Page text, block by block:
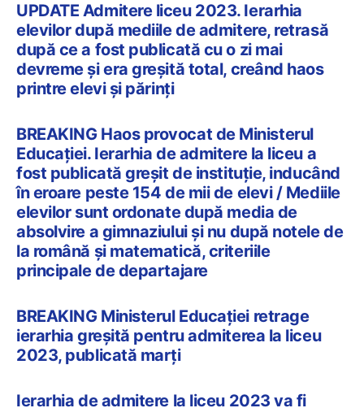
UPDATE Admitere liceu 2023. Ierarhia
elevilor după mediile de admitere, retrasă
după ce a fost publicată cu o zi mai
devreme și era greșită total, creând haos
printre elevi și părinți
BREAKING Haos provocat de Ministerul
Educației. Ierarhia de admitere la liceu a
fost publicată greșit de instituție, inducând
în eroare peste 154 de mii de elevi / Mediile
elevilor sunt ordonate după media de
absolvire a gimnaziului și nu după notele de
la română și matematică, criteriile
principale de departajare
BREAKING Ministerul Educației retrage
ierarhia greșită pentru admiterea la liceu
2023, publicată marți
Ierarhia de admitere la liceu 2023 va fi